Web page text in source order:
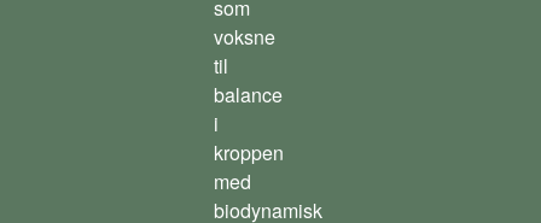
som
voksne
til
balance
i
kroppen
med
biodynamisk